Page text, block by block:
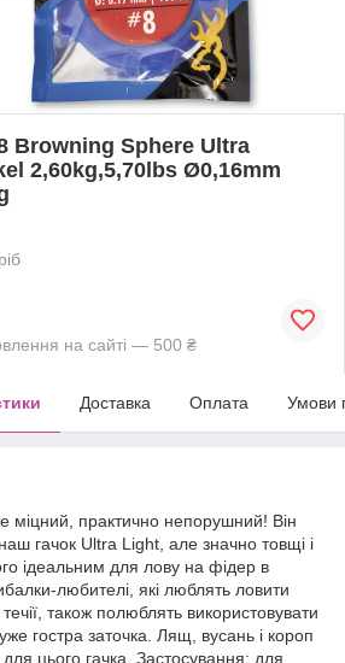
Browning Sphere Ultra
2,60kg,5,70lbs Ø0,16mm
на сайті — 500 ₴
Доставка Оплата Умови
міцний, практично непорушний! Він
гачок Ultra Light, але значно товщі і
ідеальним для лову на фідер в
любителі, які люблять ловити
також полюблять використовувати
гостра заточка. Лящ, вусань і короп
цього гачка. Застосування: для